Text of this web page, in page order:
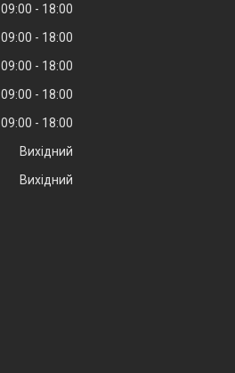
09:00
18:00
09:00
18:00
09:00
18:00
09:00
18:00
09:00
18:00
Вихідний
Вихідний